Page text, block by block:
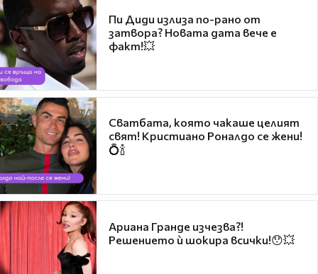
Пи Диди излиза по-рано от
затвора? Новата дата вече е
факт!💥
Сватбата, която чакаше целият
свят! Кристиано Роналдо се жени!
💍🍾
Ариана Гранде изчезва?!
Решението ѝ шокира всички!😯💥